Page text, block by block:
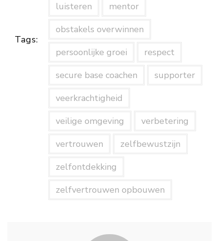
Tags:
luisteren
mentor
obstakels overwinnen
persoonlijke groei
respect
secure base coachen
supporter
veerkrachtigheid
veilige omgeving
verbetering
vertrouwen
zelfbewustzijn
zelfontdekking
zelfvertrouwen opbouwen